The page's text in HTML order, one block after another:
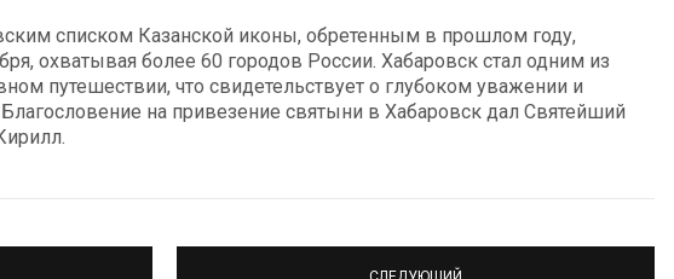
списком Казанской иконы, обретенным в прошлом году,
охватывая более 60 городов России. Хабаровск стал одним из
путешествии, что свидетельствует о глубоком уважении и
на привезение святыни в Хабаровск дал Святейший